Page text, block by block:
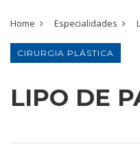
Home Especialidades
CIRURGIA PLÁSTICA
LIPO DE